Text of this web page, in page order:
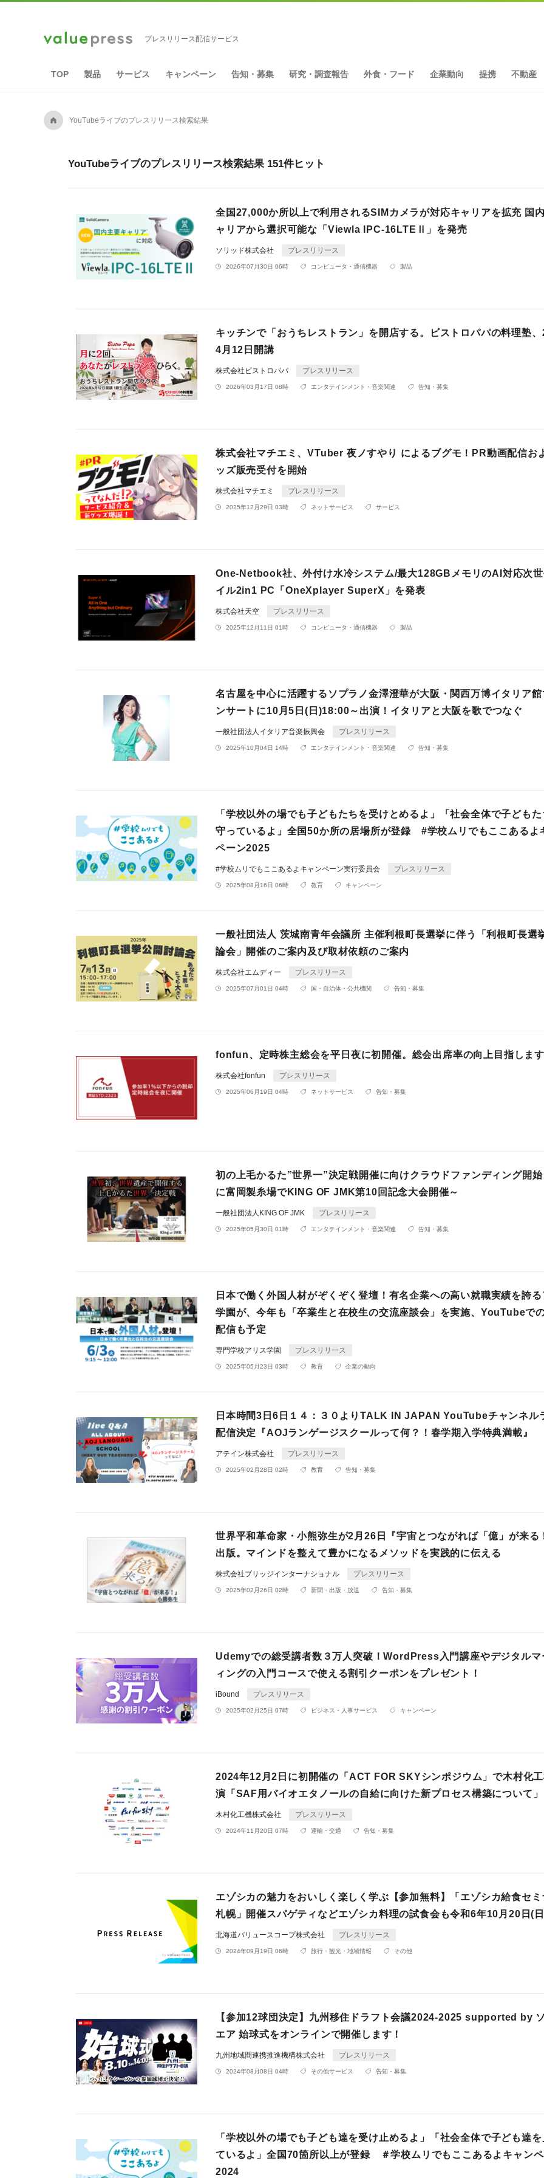
プレスリリース配信サービス
TOP 製品 サービス キャンペーン 告知・募集 研究・調査報告 外食・フード 企業動向 提携 不動産
A YouTubeライブのプレスリリース検索結果
YouTubeライブのプレスリリース検索結果 151件ヒット
全国27,000か所以上で利用されるSIMカメラが対応キャリアを拡充 国
ャリアから選択可能な「Viewla IPC-16LTEⅡ」を発売
ソリッド株式会社 プレスリリース
2026年07月30日 06時 コンピュータ・通信機器 製品
キッチンで「おうちレストラン」を開店する。ビストロパパの料理塾
4月12日開講
株式会社ビストロパパ プレスリリース
2026年03月17日 08時 エンタテインメント・音楽関連 告知・募集
株式会社マチエミ、VTuber 夜ノすやり によるブグモ！PR動画配信お
ッズ販売受付を開始
株式会社マチエミ プレスリリース
2025年12月29日 03時 ネットサービス サービス
One-Netbook社、外付け水冷システム/最大128GBメモリのAI対応次
イル2in1 PC「OneXplayer SuperX」を発表
株式会社天空 プレスリリース
2025年12月11日 01時 コンピュータ・通信機器 製品
名古屋を中心に活躍するソプラノ金澤澄華が大阪・関西万博イタリア館
ンサートに10月5日(日)18:00～出演！イタリアと大阪を歌でつなぐ
一般社団法人イタリア音楽振興会 プレスリリース
2025年10月04日 14時 エンタテインメント・音楽関連 告知・募集
「学校以外の場でも子どもたちを受けとめるよ」「社会全体で子ども
守っているよ」全国50か所の居場所が登録 #学校ムリでもここあるよ
ペーン2025
#学校ムリでもここあるよキャンペーン実行委員会 プレスリリース
2025年08月16日 06時 教育 キャンペーン
一般社団法人 茨城南青年会議所 主催利根町長選挙に伴う「利根町長選
論会」開催のご案内及び取材依頼のご案内
株式会社エムディー プレスリリース
2025年07月01日 04時 国・自治体・公共機関 告知・募集
fonfun、定時株主総会を平日夜に初開催。総会出席率の向上目指します
株式会社fonfun プレスリリース
2025年06月19日 04時 ネットサービス 告知・募集
初の上毛かるた”世界一”決定戦開催に向けクラウドファンディング開始
に富岡製糸場でKING OF JMK第10回記念大会開催～
一般社団法人KING OF JMK プレスリリース
2025年05月30日 01時 エンタテインメント・音楽関連 告知・募集
日本で働く外国人材がぞくぞく登壇！有名企業への高い就職実績を誇る
学園が、今年も「卒業生と在校生の交流座談会」を実施、YouTubeで
配信も予定
専門学校アリス学園 プレスリリース
2025年05月23日 03時 教育 企業の動向
日本時間3日6日１４：３０よりTALK IN JAPAN YouTubeチャンネル
配信決定『AOJランゲージスクールって何？！春学期入学特典満載』
アテイン株式会社 プレスリリース
2025年02月28日 02時 教育 告知・募集
世界平和革命家・小熊弥生が2月26日『宇宙とつながれば「億」が来る
出版。マインドを整えて豊かになるメソッドを実践的に伝える
株式会社ブリッジインターナショナル プレスリリース
2025年02月26日 02時 新聞・出版・放送 告知・募集
Udemyでの総受講者数３万人突破！WordPress入門講座やデジタルマ
ィングの入門コースで使える割引クーポンをプレゼント！
iBound プレスリリース
2025年02月25日 07時 ビジネス・人事サービス キャンペーン
2024年12月2日に初開催の「ACT FOR SKYシンポジウム」で木村化
演「SAF用バイオエタノールの自給に向けた新プロセス構築について」
木村化工機株式会社 プレスリリース
2024年11月20日 07時 運輸・交通 告知・募集
エゾシカの魅力をおいしく楽しく学ぶ【参加無料】「エゾシカ給食セ
札幌」開催スパゲティなどエゾシカ料理の試食会も令和6年10月20日(
北海道バリュースコープ株式会社 プレスリリース
2024年09月19日 06時 旅行・観光・地域情報 その他
【参加12球団決定】九州移住ドラフト会議2024-2025 supported by
エア 始球式をオンラインで開催します！
九州地域間連携推進機構株式会社 プレスリリース
2024年08月08日 04時 その他サービス 告知・募集
「学校以外の場でも子ども達を受け止めるよ」「社会全体で子ども達を
ているよ」全国70箇所以上が登録 ＃学校ムリでもここあるよキャン
2024